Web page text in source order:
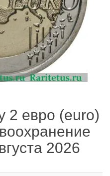
2 евро (euro)
2026